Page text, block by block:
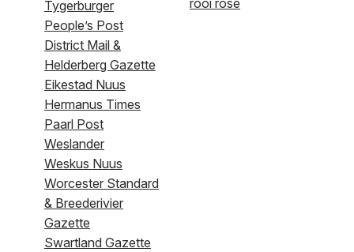
Tygerburger
People’s Post
District Mail &
Helderberg Gazette
Eikestad Nuus
Hermanus Times
Paarl Post
Weslander
Weskus Nuus
Worcester Standard
& Breederivier
Gazette
Swartland Gazette
rooi rose